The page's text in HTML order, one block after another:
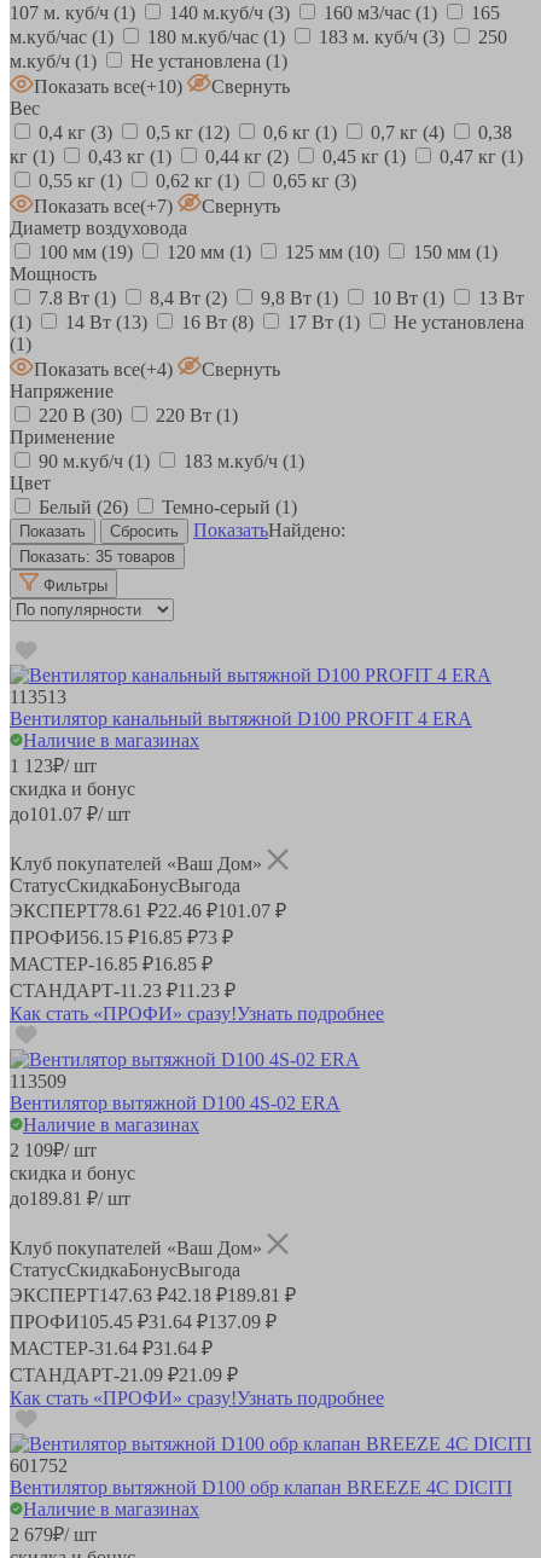
107 м. куб/ч (1) 140 м.куб/ч (3) 160 м3/час (1)
165
м.куб/час (1) 180 м.куб/час (1) 183 м. куб/ч (3)
250
м.куб/ч (1) Не установлена (1)
Показать все(+10)
Свернуть
Вес
0,4 кг (3) 0,5 кг (12) 0,6 кг (1) 0,7 кг (4)
0,38
кг (1) 0,43 кг (1) 0,44 кг (2) 0,45 кг (1) 0,47 кг (1)
0,55 кг (1) 0,62 кг (1) 0,65 кг (3)
Показать все(+7)
Свернуть
Диаметр воздуховода
100 мм (19) 120 мм (1) 125 мм (10) 150 мм (1)
Мощность
7.8 Вт (1) 8,4 Вт (2) 9,8 Вт (1) 10 Вт (1)
13 Вт
(1)
14 Вт (13) 16 Вт (8) 17 Вт (1)
Не установлена
(1)
Показать все(+4)
Свернуть
Напряжение
220 В (30) 220 Вт (1)
Применение
90 м.куб/ч (1) 183 м.куб/ч (1)
Цвет
Белый (26) Темно-серый (1)
ПоказатьНайдено:
Показать: 35 товаров
Фильтры
113513
Вентилятор канальный вытяжной D100 PROFIT 4 ERA
Наличие в магазинах
1 123₽/ шт
скидка и бонус
до101.07 ₽/ шт
Клуб покупателей «Ваш Дом»
СтатусСкидкаБонусВыгода
ЭКСПЕРТ78.61 ₽22.46 ₽101.07 ₽
ПРОФИ56.15 ₽16.85 ₽73 ₽
МАСТЕР-16.85 ₽16.85 ₽
СТАНДАРТ-11.23 ₽11.23 ₽
Как стать «ПРОФИ» сразу!Узнать подробнее
113509
Вентилятор вытяжной D100 4S-02 ERA
Наличие в магазинах
2 109₽/ шт
скидка и бонус
до189.81 ₽/ шт
Клуб покупателей «Ваш Дом»
СтатусСкидкаБонусВыгода
ЭКСПЕРТ147.63 ₽42.18 ₽189.81 ₽
ПРОФИ105.45 ₽31.64 ₽137.09 ₽
МАСТЕР-31.64 ₽31.64 ₽
СТАНДАРТ-21.09 ₽21.09 ₽
Как стать «ПРОФИ» сразу!Узнать подробнее
601752
Вентилятор вытяжной D100 обр клапан BREEZE 4C DICITI
Наличие в магазинах
2 679₽/ шт